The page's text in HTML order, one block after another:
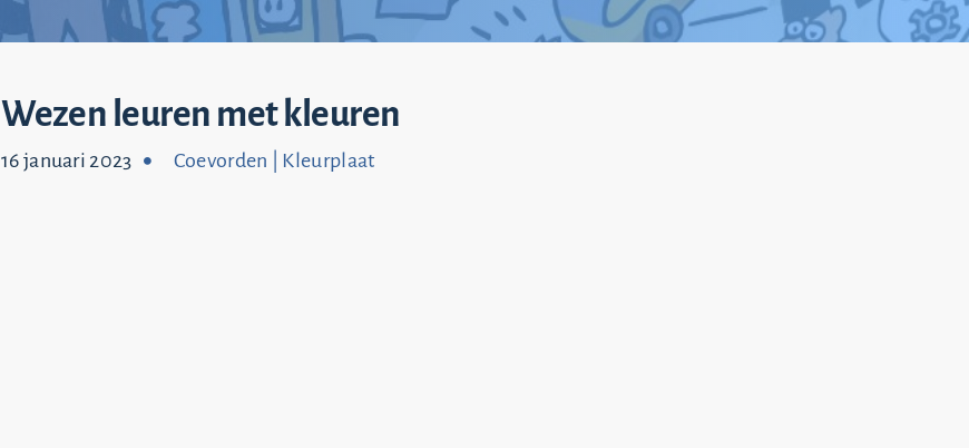
Wezen leuren met kleuren
16 januari 2023 Coevorden Kleurplaat